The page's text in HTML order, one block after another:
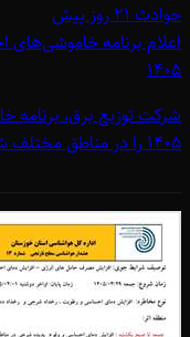
حوادث۲۱ روز پیش
1405
1405 را در مناطق مختلف شهری و روستایی ایذه اعلام کرد.